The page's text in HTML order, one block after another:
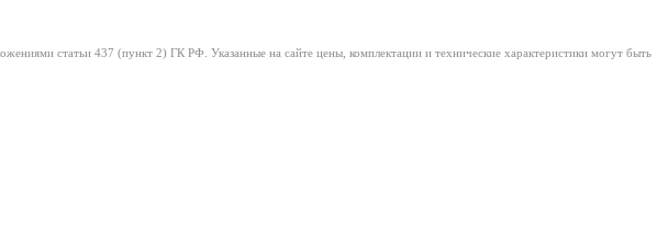
статьи 437 (пункт 2) ГК РФ. Указанные на сайте цены, комплектации и технические характеристики могут быть